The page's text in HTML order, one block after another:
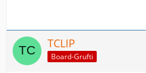
TCLIP
Board-Grufti